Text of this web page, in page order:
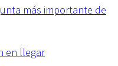
más importante de
en llegar